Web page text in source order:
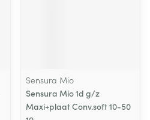
Sensura Mio
Sensura Mio 1d g/z
Maxi+plaat Conv.soft 10-50